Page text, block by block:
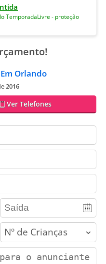
TemporadaLivre - proteção
Orlando
2016
Ver Telefones